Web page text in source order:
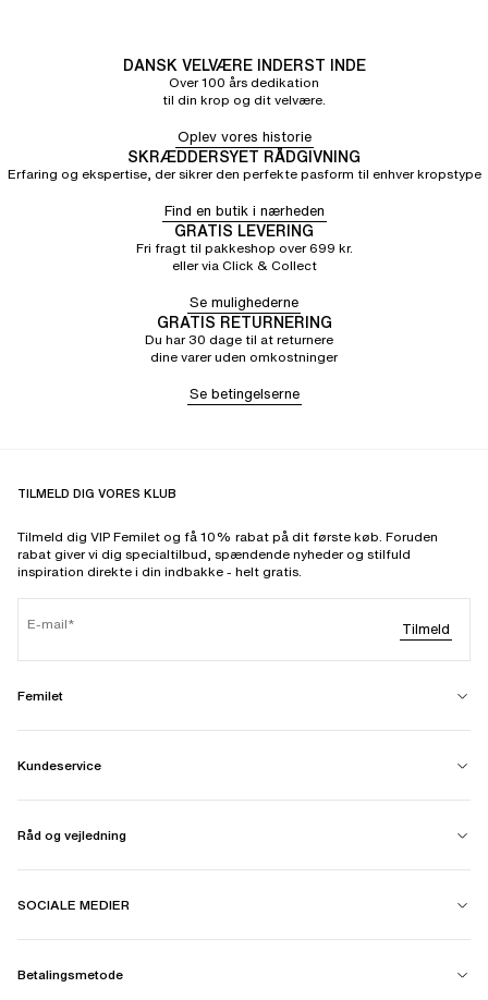
DANSK VELVÆRE INDERST INDE
Over 100 års dedikation
til din krop og dit velvære.
Oplev vores historie
SKRÆDDERSYET RÅDGIVNING
Erfaring og ekspertise, der sikrer den perfekte pasform til enhver kropstype
Find en butik i nærheden
GRATIS LEVERING
Fri fragt til pakkeshop over 699 kr.
eller via Click & Collect
Se mulighederne
GRATIS RETURNERING
Du har 30 dage til at returnere
dine varer uden omkostninger
Se betingelserne
TILMELD DIG VORES KLUB
Tilmeld dig VIP Femilet og få 10% rabat på dit første køb. Foruden
rabat giver vi dig specialtilbud, spændende nyheder og stilfuld
inspiration direkte i din indbakke - helt gratis.
E-mail Tilmeld
Femilet
Kundeservice
Råd og vejledning
SOCIALE MEDIER
Betalingsmetode